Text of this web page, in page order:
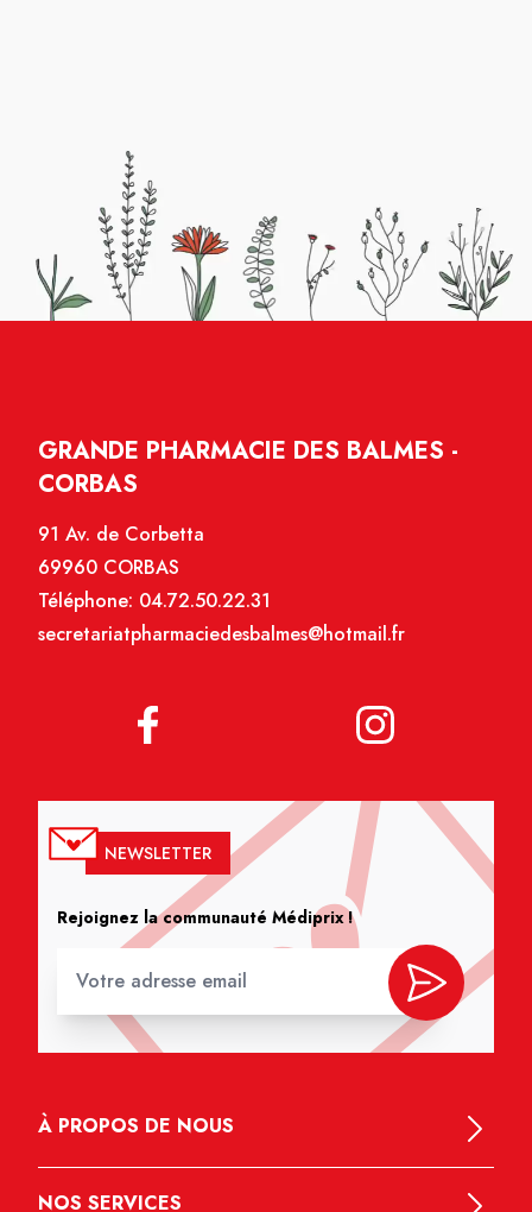
GRANDE PHARMACIE DES BALMES -
CORBAS
91 Av. de Corbetta
69960 CORBAS
Téléphone: 04.72.50.22.31
secretariatpharmaciedesbalmes@hotmail.fr
NEWSLETTER
Rejoignez la communauté Médiprix !
À PROPOS DE NOUS
NOS SERVICES